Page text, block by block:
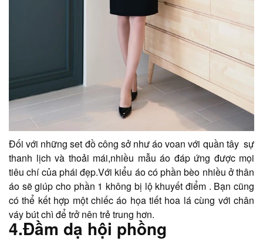
​​​​​​Đối với những set đồ công sở như áo voan với quần tây sự
thanh lịch và thoải mái,nhiều mẫu áo đáp ứng được mọi
tiêu chí của phái đẹp.Với kiểu áo có phần bèo nhiều ở thân
áo sẽ giúp cho phần 1 không bị lộ khuyết điểm . Bạn cũng
có thể kết hợp một chiếc áo họa tiết hoa lá cùng với chân
váy bút chì để trở nên trẻ trung hơn.
​​​​​4.Đầm dạ hội phồng